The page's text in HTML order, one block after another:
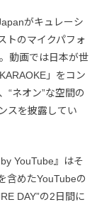
がキュレーシ
トのマイクパフォ
動画では日本が世
」をコン
“ネオン”な空間の
スを披露してい
YouTube』はそ
含めたYouTubeの
DAY”の2日間に